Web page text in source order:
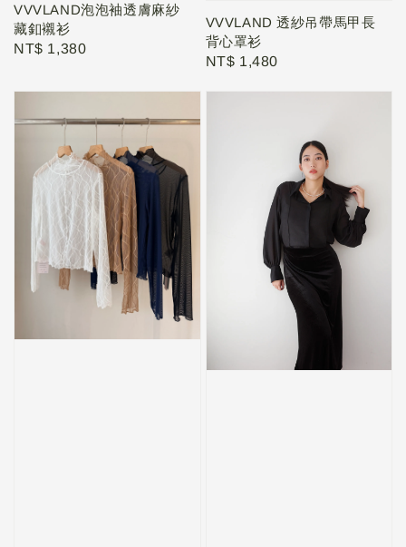
VVVLAND泡泡袖透膚麻紗
藏釦襯衫
Regular
NT$ 1,380
VVVLAND 透紗吊帶馬甲長
背心罩衫
Regular
NT$ 1,480